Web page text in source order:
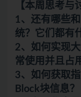
【本周思考与
1、还有哪些
统？它们都有
2、如何实现
常使用并且占
3、如何获取
Block块信息？